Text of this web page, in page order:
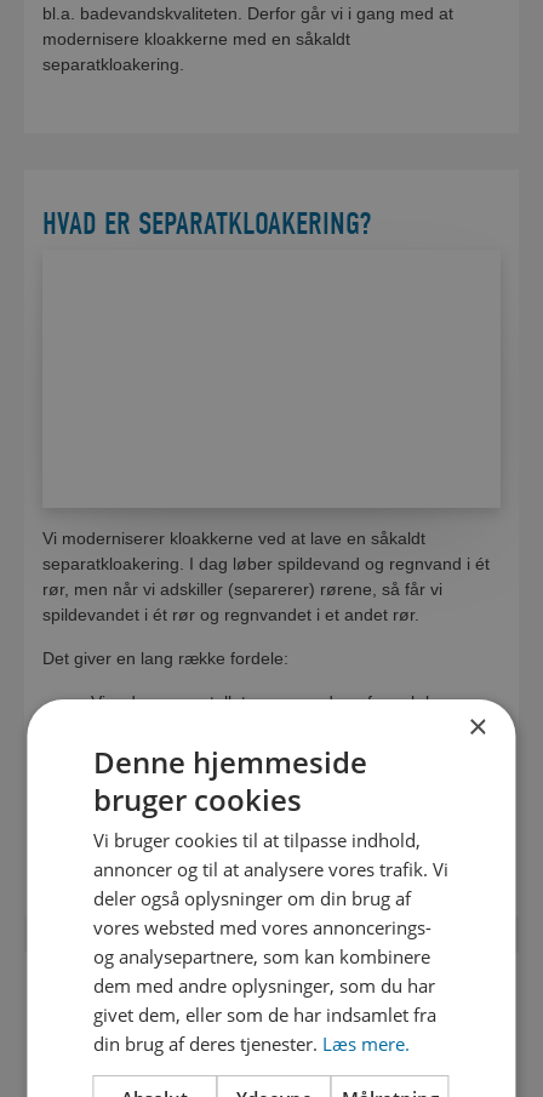
bl.a. badevandskvaliteten. Derfor går vi i gang med at
modernisere kloakkerne med en såkaldt
separatkloakering.
HVAD ER SEPARATKLOAKERING?
Vi moderniserer kloakkerne ved at lave en såkaldt
separatkloakering. I dag løber spildevand og regnvand i ét
rør, men når vi adskiller (separerer) rørene, så får vi
spildevandet i ét rør og regnvandet i et andet rør.
Det giver en lang række fordele:
Vi reducerer antallet og mængden af overløb
Vi reducerer vores ressourcer på at transportere og
rense regnvand
Vi reducerer risikoen for oversvømmelser
Regnvandet bliver ledt Vejle Fjord, og spildevandet føres til
renseanlægget.
HVAD SKAL DU SOM HUSEJER SELV GØRE?
Vejle Spildevand sørger for at adskille kloakrørene i vejen,
mens du som husejer har ansvaret for rørene på din
×
Denne hjemmeside
bruger cookies
Vi bruger cookies til at tilpasse indhold,
annoncer og til at analysere vores trafik. Vi
deler også oplysninger om din brug af
vores websted med vores annoncerings-
og analysepartnere, som kan kombinere
dem med andre oplysninger, som du har
givet dem, eller som de har indsamlet fra
din brug af deres tjenester. Læs mere.